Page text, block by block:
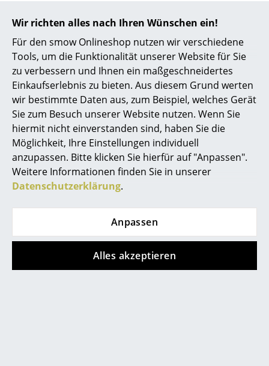
Wir richten alles nach Ihren Wünschen ein!
Für den smow Onlineshop nutzen wir verschiedene
Tools, um die Funktionalität unserer Website für Sie
zu verbessern und Ihnen ein maßgeschneidertes
Einkaufserlebnis zu bieten. Aus diesem Grund werten
wir bestimmte Daten aus, zum Beispiel, welches Gerät
Sie zum Besuch unserer Website nutzen. Wenn Sie
hiermit nicht einverstanden sind, haben Sie die
Möglichkeit, Ihre Einstellungen individuell
anzupassen. Bitte klicken Sie hierfür auf "Anpassen".
Weitere Informationen finden Sie in unserer
Datenschutzerklärung.
Anpassen
Alles akzeptieren
Ob Einzelarbeitsplatz, Büroräume oder
Objekteinrichtung – bei smow Stuttgart kümmern wir
uns um die konzeptionelle Planung und Gestaltung
IhrerBüroeinrichtungin Stuttgart. Unser smow
Team ist zudem Ihr Ansprechpartner für Licht- und
Akustikplanungfür Büroräume und unterstützt Sie
bei Bedarf bei allen Planungsschritten Ihres Projekts.
Sie suchen Einrichtungsberater für Inneneinrichtung
in Stuttgart? Bei smow entwickeln wir aus
Designklassikern und Wohnaccessoires individuelle
Wohn- und Arbeitswelten. Ob Sie also Ihr Büro oder
Ihre Wohnung einrichten lassen wollen: Wir sind Ihr
Partner für passgenaue Projektplanung in Stuttgart.
Ist einmal die Entscheidung für Ihre neue Einrichtung
oder Ihren neuen Arbeitsplatz gefallen, liefern wir
Ihnen Ihre neuen Möbel direkt nach Hause oder ins
Büro. Auf Wunsch übernimmt unser geschultes